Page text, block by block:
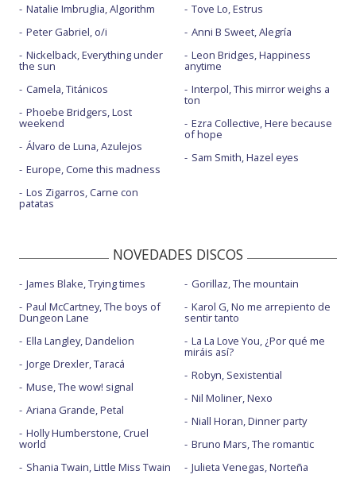
Natalie Imbruglia, Algorithm
Peter Gabriel, o/i
Nickelback, Everything under
the sun
Camela, Titánicos
Phoebe Bridgers, Lost
weekend
Álvaro de Luna, Azulejos
Europe, Come this madness
Los Zigarros, Carne con
patatas
Tove Lo, Estrus
Anni B Sweet, Alegría
Leon Bridges, Happiness
anytime
Interpol, This mirror weighs a
ton
Ezra Collective, Here because
of hope
Sam Smith, Hazel eyes
NOVEDADES DISCOS
James Blake, Trying times
Paul McCartney, The boys of
Dungeon Lane
Ella Langley, Dandelion
Jorge Drexler, Taracá
Muse, The wow! signal
Ariana Grande, Petal
Holly Humberstone, Cruel
world
Shania Twain, Little Miss Twain
Gorillaz, The mountain
Karol G, No me arrepiento de
sentir tanto
La La Love You, ¿Por qué me
miráis así?
Robyn, Sexistential
Nil Moliner, Nexo
Niall Horan, Dinner party
Bruno Mars, The romantic
Julieta Venegas, Norteña